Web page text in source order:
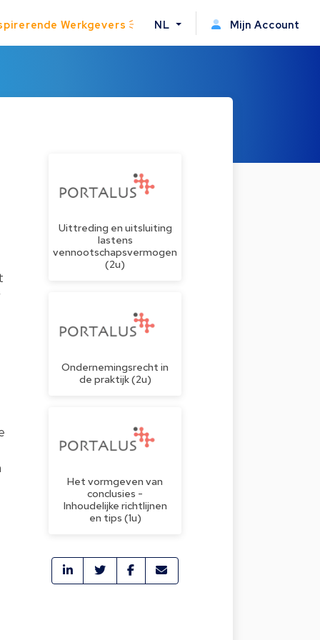
Werkgevers NL Mijn Account
Uittreding en uitsluiting
lastens
vennootschapsvermogen
(2u)
Ondernemingsrecht in
de praktijk (2u)
Het vormgeven van
conclusies -
Inhoudelijke richtlijnen
en tips (1u)